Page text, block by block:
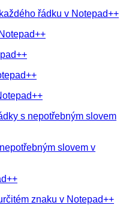
řádku v Notepad++
s nepotřebným slovem
slovem v
znaku v Notepad++